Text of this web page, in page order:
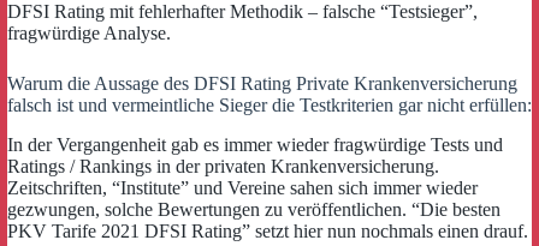
DFSI Rating mit fehlerhafter Methodik – falsche “Testsieger”,
fragwürdige Analyse.
Warum die Aussage des DFSI Rating Private Krankenversicherung
falsch ist und vermeintliche Sieger die Testkriterien gar nicht erfüllen:
In der Vergangenheit gab es immer wieder fragwürdige Tests und
Ratings / Rankings in der privaten Krankenversicherung.
Zeitschriften, “Institute” und Vereine sahen sich immer wieder
gezwungen, solche Bewertungen zu veröffentlichen. “Die besten
PKV Tarife 2021 DFSI Rating” setzt hier nun nochmals einen drauf.